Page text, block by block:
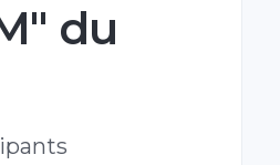
du